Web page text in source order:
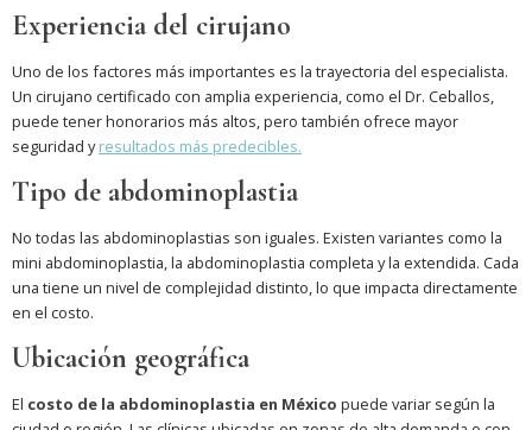
Experiencia del cirujano
Uno de los factores más importantes es la trayectoria del especialista.
Un cirujano certificado con amplia experiencia, como el Dr. Ceballos,
puede tener honorarios más altos, pero también ofrece mayor
seguridad yresultados más predecibles.
Tipo de abdominoplastia
No todas las abdominoplastias son iguales. Existen variantes como la
mini abdominoplastia, la abdominoplastia completa y la extendida. Cada
una tiene un nivel de complejidad distinto, lo que impacta directamente
en el costo.
Ubicación geográfica
El costo de la abdominoplastia en México puede variar según la